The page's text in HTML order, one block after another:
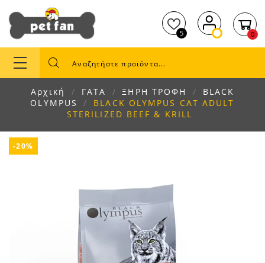
5 0
Αρχική ΓΑΤΑ ΞΗΡΗ ΤΡΟΦΗ
BLACK
OLYMPUS
BLACK OLYMPUS CAT ADULT
STERILIZED BEEF & KRILL
-20%